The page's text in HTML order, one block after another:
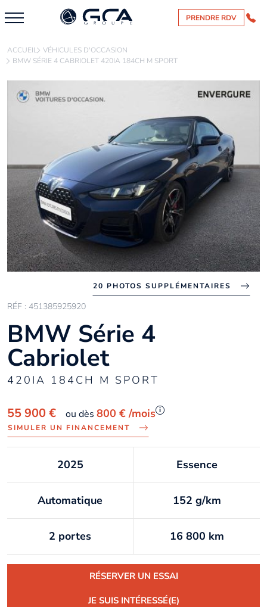
PRENDRE RDV
ACCUEIL VÉHICULES D'OCCASION
BMW SÉRIE 4 CABRIOLET 420IA 184CH M SPORT
20 PHOTOS SUPPLÉMENTAIRES
RÉF : 451385925920
BMW Série 4
Cabriolet
420IA 184CH M SPORT
55 900 € ou dès 800 € /mois i
SIMULER UN FINANCEMENT
2025 Essence
Automatique 152 g/km
2 portes 16 800 km
RÉSERVER UN ESSAI
JE SUIS INTÉRESSÉ(E)